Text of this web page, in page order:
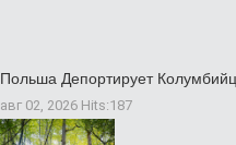
Польша Депортирует
авг 02, 2026 Hits:187